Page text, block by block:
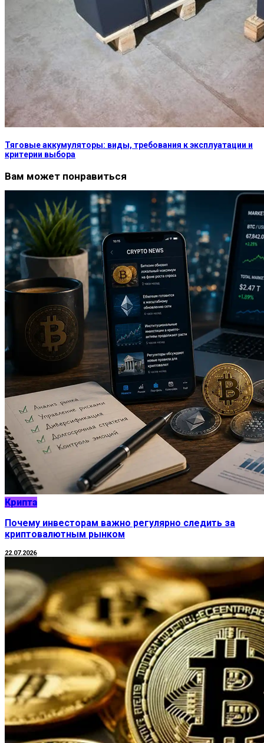
Тяговые аккумуляторы: виды, требования к эксплуатации и
критерии выбора
Вам может понравиться
Крипта
Почему инвесторам важно регулярно следить за
криптовалютным рынком
22.07.2026